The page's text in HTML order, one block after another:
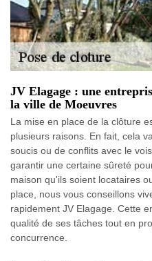
JV Elagage : une
la ville de Moeuvres
La mise en place de la clôture
plusieurs raisons. En fait, cela
soucis ou de conflits avec le
garantir une certaine sûreté
maison qu'ils soient locataires
place, nous vous conseillons
rapidement JV Elagage. Cette
qualité de ses tâches tout en
concurrence.